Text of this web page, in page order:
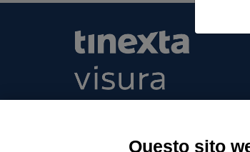
Questo sito